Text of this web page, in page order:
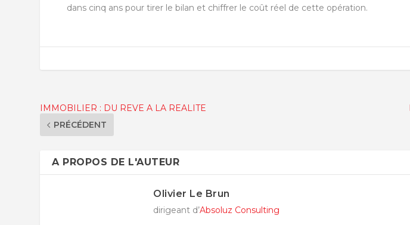
dans cinq ans pour tirer le bilan et chiffrer le coût réel de cette opération.
IMMOBILIER : DU REVE A LA REALITE
PRÉCÉDENT
A PROPOS DE L'AUTEUR
Olivier Le Brun
dirigeant d’Absoluz Consulting